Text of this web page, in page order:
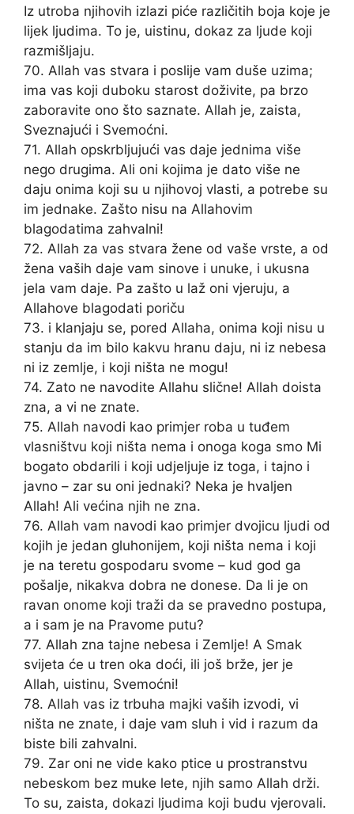
Iz utroba njihovih izlazi piće različitih boja koje je
lijek ljudima. To je, uistinu, dokaz za ljude koji
razmišljaju.
70. Allah vas stvara i poslije vam duše uzima;
ima vas koji duboku starost doživite, pa brzo
zaboravite ono što saznate. Allah je, zaista,
Sveznajući i Svemoćni.
71. Allah opskrbljujući vas daje jednima više
nego drugima. Ali oni kojima je dato više ne
daju onima koji su u njihovoj vlasti, a potrebe su
im jednake. Zašto nisu na Allahovim
blagodatima zahvalni!
72. Allah za vas stvara žene od vaše vrste, a od
žena vaših daje vam sinove i unuke, i ukusna
jela vam daje. Pa zašto u laž oni vjeruju, a
Allahove blagodati poriču
73. i klanjaju se, pored Allaha, onima koji nisu u
stanju da im bilo kakvu hranu daju, ni iz nebesa
ni iz zemlje, i koji ništa ne mogu!
74. Zato ne navodite Allahu slične! Allah doista
zna, a vi ne znate.
75. Allah navodi kao primjer roba u tuđem
vlasništvu koji ništa nema i onoga koga smo Mi
bogato obdarili i koji udjeljuje iz toga, i tajno i
javno – zar su oni jednaki? Neka je hvaljen
Allah! Ali većina njih ne zna.
76. Allah vam navodi kao primjer dvojicu ljudi od
kojih je jedan gluhonijem, koji ništa nema i koji
je na teretu gospodaru svome – kud god ga
pošalje, nikakva dobra ne donese. Da li je on
ravan onome koji traži da se pravedno postupa,
a i sam je na Pravome putu?
77. Allah zna tajne nebesa i Zemlje! A Smak
svijeta će u tren oka doći, ili još brže, jer je
Allah, uistinu, Svemoćni!
78. Allah vas iz trbuha majki vaših izvodi, vi
ništa ne znate, i daje vam sluh i vid i razum da
biste bili zahvalni.
79. Zar oni ne vide kako ptice u prostranstvu
nebeskom bez muke lete, njih samo Allah drži.
To su, zaista, dokazi ljudima koji budu vjerovali.